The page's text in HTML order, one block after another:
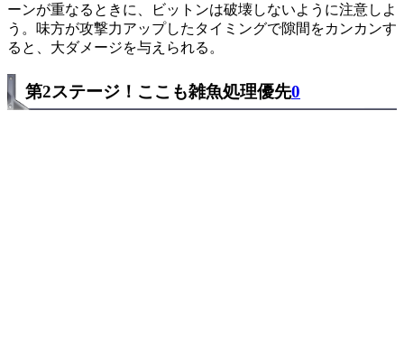
ーンが重なるときに、ビットンは破壊しないように注意しよ
う。味方が攻撃力アップしたタイミングで隙間をカンカンす
ると、大ダメージを与えられる。
第2ステージ！ここも雑魚処理優先0